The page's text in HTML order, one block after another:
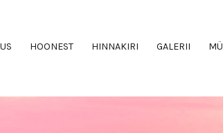
HOONEST HINNAKIRI GALERII